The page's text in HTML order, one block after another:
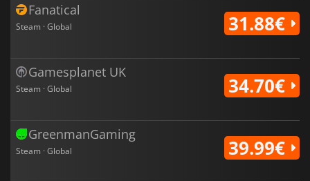
Fanatical
Steam · Global 31.88€
Gamesplanet UK
Steam · Global 34.70€
GreenmanGaming
Steam · Global 39.99€